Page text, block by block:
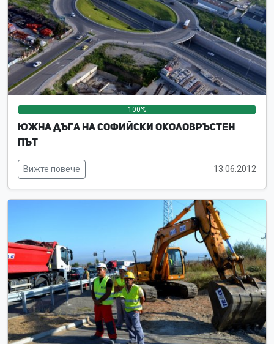
100%
Южна дъга на Софийски околовръстен
път
Вижте повече 13.06.2012